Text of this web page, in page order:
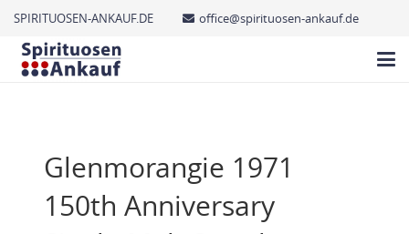
SPIRITUOSEN-ANKAUF.DE office@spirituosen-ankauf.de
Glenmorangie 1971
150th Anniversary